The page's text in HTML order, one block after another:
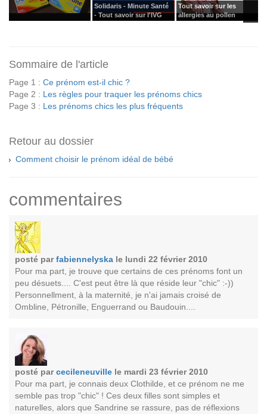
Solidaris - Minute Santé
- Tout savoir sur l'IVG
Tout savoir sur les
allergies au pollen
Sommaire de l'article
Page 1 : Ce prénom est-il chic ?
Page 2 : Les règles pour traquer les prénoms chics
Page 3 : Les prénoms chics les plus fréquents
Retour au dossier
Comment choisir le prénom idéal de bébé
commentaires
posté parfabiennelyska le lundi 22 février 2010
Pour ma part, je trouve que certains de ces prénoms font un
peu désuets.... C'est peut être là que réside leur "chic" :-))
Personnellment, à la maternité, je n'ai jamais croisé de
Ombline, Pétronille, Enguerrand ou Baudouin....
posté parcecileneuville le mardi 23 février 2010
Pour ma part, je connais deux Clothilde, et ce prénom ne me
semble pas trop "chic" ! Ces deux filles sont simples et
naturelles, alors que Sandrine se rassure, pas de réflexions